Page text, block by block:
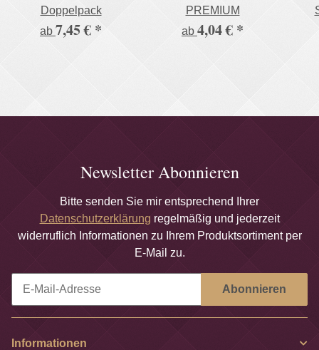
Doppelpack
ab 7,45 € *
PREMIUM
ab 4,04 € *
Newsletter Abonnieren
Bitte senden Sie mir entsprechend Ihrer
Datenschutzerklärung regelmäßig und jederzeit
widerruflich Informationen zu Ihrem Produktsortiment per
E-Mail zu.
Abonnieren
Informationen